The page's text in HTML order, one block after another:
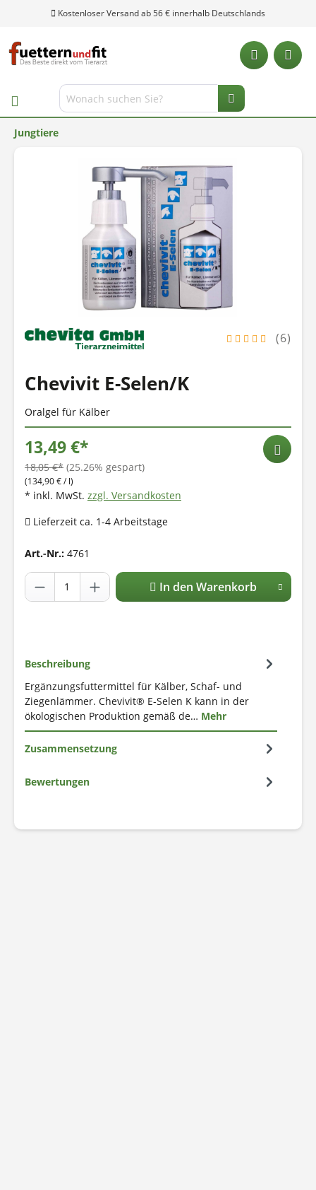
Kostenloser Versand ab 56 € innerhalb Deutschlands
Jungtiere
(6)
Chevivit E-Selen/K
Oralgel für Kälber
13,49 €*
18,05 €* (25.26% gespart)
(134,90 € / l)
* inkl. MwSt. zzgl. Versandkosten
Lieferzeit ca. 1-4 Arbeitstage
Art.-Nr.: 4761
In den Warenkorb
Beschreibung
Ergänzungsfuttermittel für Kälber, Schaf- und
Ziegenlämmer. Chevivit® E-Selen K kann in der
ökologischen Produktion gemäß de… Mehr
Zusammensetzung
Bewertungen